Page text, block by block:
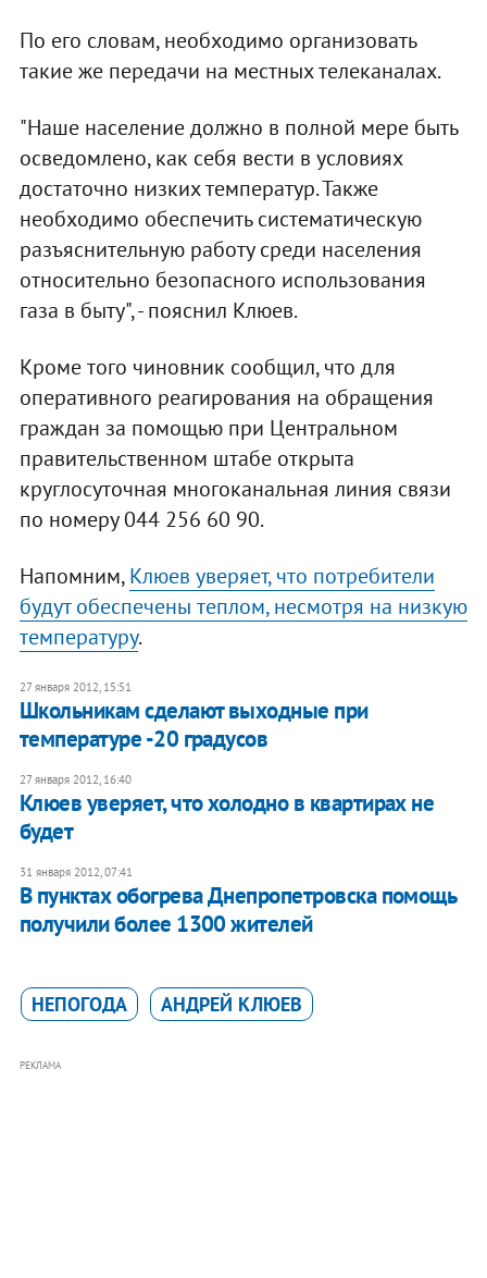
По его словам, необходимо организовать
такие же передачи на местных телеканалах.
"Наше население должно в полной мере быть
осведомлено, как себя вести в условиях
достаточно низких температур. Также
необходимо обеспечить систематическую
разъяснительную работу среди населения
относительно безопасного использования
газа в быту", - пояснил Клюев.
Кроме того чиновник сообщил, что для
оперативного реагирования на обращения
граждан за помощью при Центральном
правительственном штабе открыта
круглосуточная многоканальная линия связи
по номеру 044 256 60 90.
Напомним,Клюев уверяет, что потребители
будут обеспечены теплом, несмотря на низкую
температуру.
27 января 2012, 15:51
Школьникам сделают выходные при
температуре -20 градусов
27 января 2012, 16:40
Клюев уверяет, что холодно в квартирах не
будет
31 января 2012, 07:41
В пунктах обогрева Днепропетровска помощь
получили более 1300 жителей
НЕПОГОДА АНДРЕЙ КЛЮЕВ
РЕКЛАМА